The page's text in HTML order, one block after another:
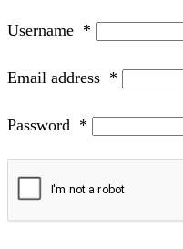
Username *
Email address *
Password *